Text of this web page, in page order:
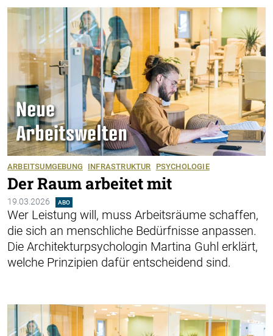
ARBEITSUMGEBUNG INFRASTRUKTUR PSYCHOLOGIE
Der Raum arbeitet mit
19.03.2026 ABO
Wer Leistung will, muss Arbeitsräume schaffen,
die sich an menschliche Bedürfnisse anpassen.
Die Architekturpsychologin Martina Guhl erklärt,
welche Prinzipien dafür entscheidend sind.